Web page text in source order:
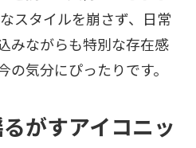
スタイルを崩さず、日常
みながらも特別な存在感
気分にぴったりです。
がすアイコニッ